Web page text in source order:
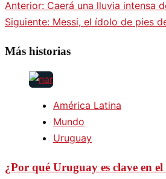
Anterior: Caerá una lluvia intensa
Siguiente: Messi, el ídolo de pies
Más historias
América Latina
Mundo
Uruguay
¿Por qué Uruguay es clave en